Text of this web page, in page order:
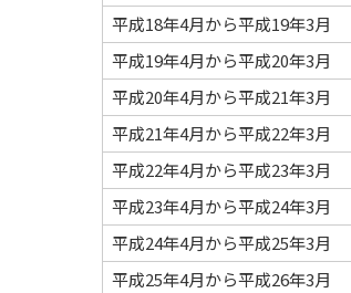
平成18年4月から平成19年3月
平成19年4月から平成20年3月
平成20年4月から平成21年3月
平成21年4月から平成22年3月
平成22年4月から平成23年3月
平成23年4月から平成24年3月
平成24年4月から平成25年3月
平成25年4月から平成26年3月